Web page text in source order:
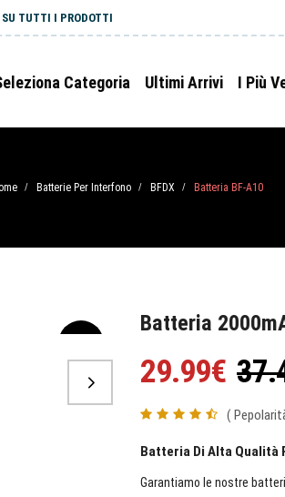
TUTTI I PRODOTTI
Categoria Ultimi Arrivi I Più
/ Batterie Per Interfono / BFDX / Batteria BF-A10
Batteria
29.99€
(
Batteria Di Alta Qualità
Garantiamo le nostre